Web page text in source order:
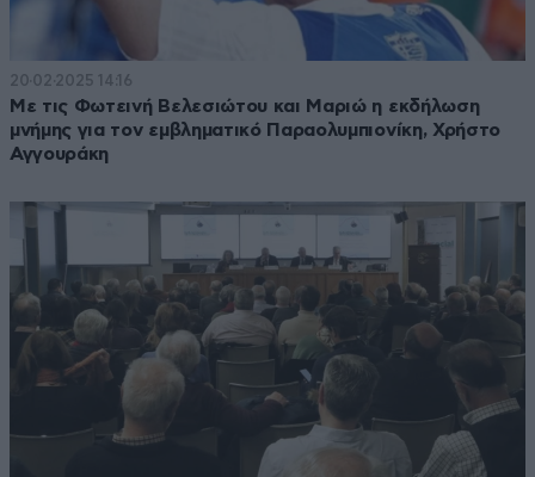
20·02·2025 14:16
Με τις Φωτεινή Βελεσιώτου και Μαριώ η εκδήλωση
μνήμης για τον εμβληματικό Παραολυμπιονίκη, Χρήστο
Αγγουράκη